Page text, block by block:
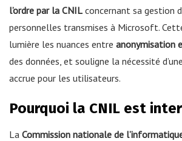
l’ordre par la CNIL concernant sa gestion
personnelles transmises à Microsoft.
lumière les nuances entre anonymisation
des données, et souligne la nécessité
accrue pour les utilisateurs.
Pourquoi la CNIL est
La Commission nationale de